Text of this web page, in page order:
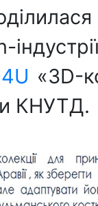
«3D-
КНУТД.